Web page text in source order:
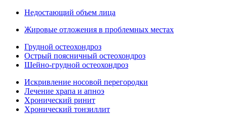
Недостающий объем лица
Жировые отложения в проблемных местах
Грудной остеохондроз
Острый поясничный остеохондроз
Шейно-грудной остеохондроз
Искривление носовой перегородки
Лечение храпа и апноэ
Хронический ринит
Хронический тонзиллит